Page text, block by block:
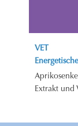
VET
Extrakt und